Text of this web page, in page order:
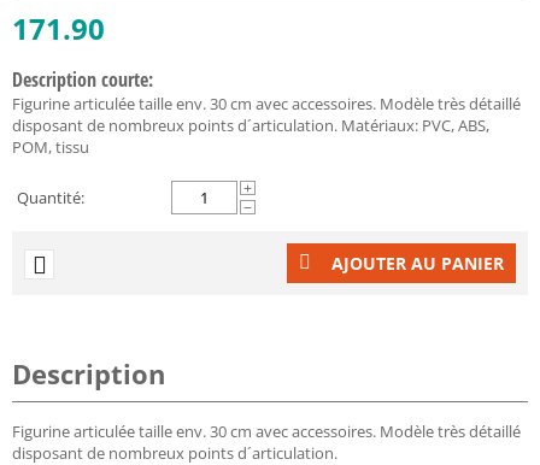
171.90
Description courte:
Figurine articulée taille env. 30 cm avec accessoires. Modèle très détaillé
disposant de nombreux points d´articulation. Matériaux: PVC, ABS,
POM, tissu
Quantité:
+
−
AJOUTER AU PANIER
Description
Figurine articulée taille env. 30 cm avec accessoires. Modèle très détaillé
disposant de nombreux points d´articulation.